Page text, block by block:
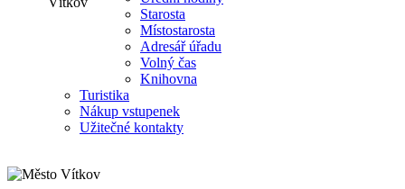
Starosta
Místostarosta
Adresář úřadu
Volný čas
Knihovna
Turistika
Nákup vstupenek
Užitečné kontakty